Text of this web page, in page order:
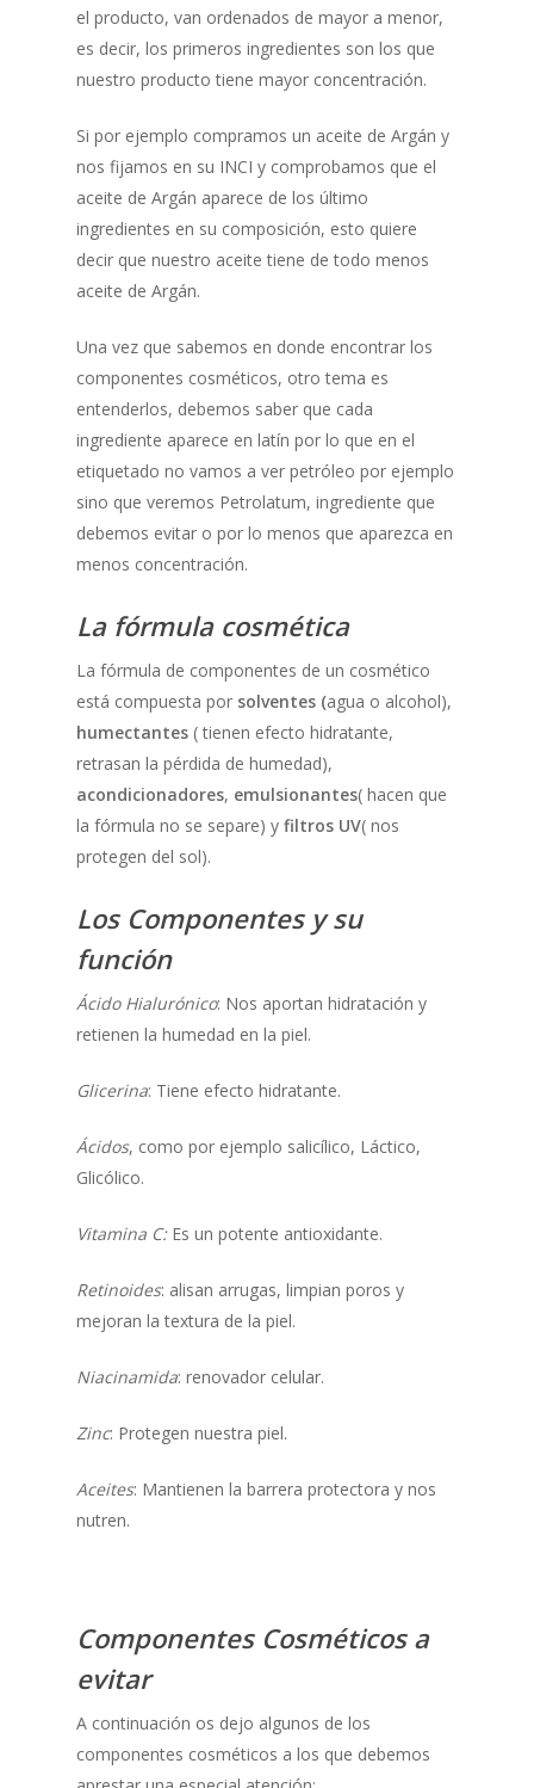
el producto, van ordenados de mayor a menor,
es decir, los primeros ingredientes son los que
nuestro producto tiene mayor concentración.
Si por ejemplo compramos un aceite de Argán y
nos fijamos en su INCI y comprobamos que el
aceite de Argán aparece de los último
ingredientes en su composición, esto quiere
decir que nuestro aceite tiene de todo menos
aceite de Argán.
Una vez que sabemos en donde encontrar los
componentes cosméticos, otro tema es
entenderlos, debemos saber que cada
ingrediente aparece en latín por lo que en el
etiquetado no vamos a ver petróleo por ejemplo
sino que veremos Petrolatum, ingrediente que
debemos evitar o por lo menos que aparezca en
menos concentración.
La fórmula cosmética
La fórmula de componentes de un cosmético
está compuesta por solventes (agua o alcohol),
humectantes ( tienen efecto hidratante,
retrasan la pérdida de humedad),
acondicionadores, emulsionantes( hacen que
la fórmula no se separe) y filtros UV( nos
protegen del sol).
Los Componentes y su
función
Ácido Hialurónico: Nos aportan hidratación y
retienen la humedad en la piel.
Glicerina: Tiene efecto hidratante.
Ácidos, como por ejemplo salicílico, Láctico,
Glicólico.
Vitamina C:Es un potente antioxidante.
Retinoides: alisan arrugas, limpian poros y
mejoran la textura de la piel.
Niacinamida: renovador celular.
Zinc: Protegen nuestra piel.
Aceites: Mantienen la barrera protectora y nos
nutren.
Componentes Cosméticos a
evitar
A continuación os dejo algunos de los
componentes cosméticos a los que debemos